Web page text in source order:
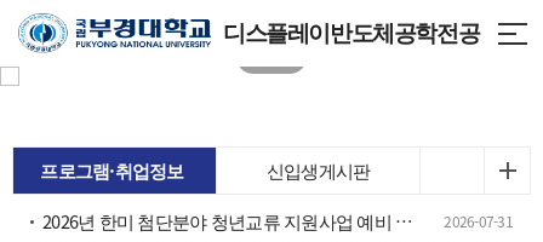
디스플레이반도체공학전공
프로그램·취업정보
신입생게시판
2026년 한미 첨단분야 청년교류 지원사업 예비 장학생 선발 안내
2026-07-31